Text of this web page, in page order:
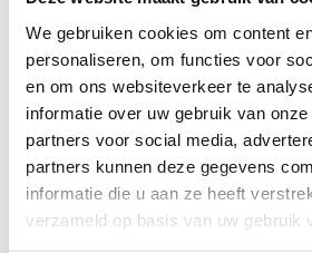
We gebruiken cookies om content
personaliseren, om functies voor
en om ons websiteverkeer te
informatie over uw gebruik van
partners voor social media,
partners kunnen deze gegevens
informatie die u aan ze heeft
verzameld op basis van uw gebruik
BEDDEN